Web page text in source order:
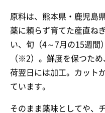
原料は、熊本県・鹿児島
薬に頼らず育てた産直ね
い、旬（4～7月の15週間
（※2）。鮮度を保つた
荷翌日には加工。カット
ています。
そのまま薬味としてや、